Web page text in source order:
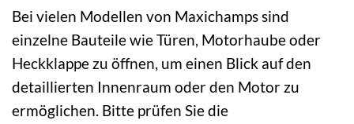
Bei vielen Modellen von Maxichamps sind
einzelne Bauteile wie Türen, Motorhaube oder
Heckklappe zu öffnen, um einen Blick auf den
detaillierten Innenraum oder den Motor zu
ermöglichen. Bitte prüfen Sie die